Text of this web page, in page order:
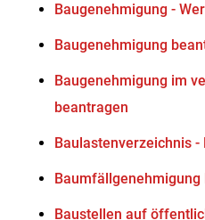
Baugenehmigung -
Baugenehmigung
Baugenehmigung im
beantragen
Baulastenverzeichnis -
Baumfällgenehmigung
Baustellen auf